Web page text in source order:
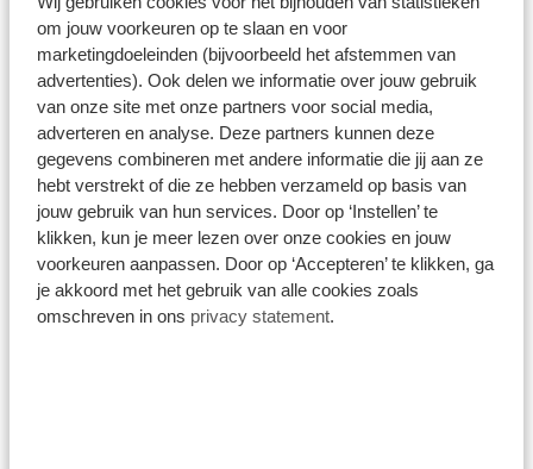
om jouw voorkeuren op te slaan en voor
marketingdoeleinden (bijvoorbeeld het afstemmen van
advertenties). Ook delen we informatie over jouw gebruik
van onze site met onze partners voor social media,
adverteren en analyse. Deze partners kunnen deze
gegevens combineren met andere informatie die jij aan ze
hebt verstrekt of die ze hebben verzameld op basis van
jouw gebruik van hun services. Door op ‘Instellen’ te
klikken, kun je meer lezen over onze cookies en jouw
voorkeuren aanpassen. Door op ‘Accepteren’ te klikken, ga
je akkoord met het gebruik van alle cookies zoals
omschreven in ons privacy statement.
beweegt mensen. Wat beweegt jou?
Wat bieden wij
Een auto van de zaak
Kortingen op producten en diensten (o.a. op
auto's, fietsen, private lease contracten en
verzekeringen)
Een no-nonsense omgeving met collega’s
die gemotiveerd en kundig zijn
LifeCheck: Gratis en anoniem toegang tot
artsen, psychologen, (budget)coaches en